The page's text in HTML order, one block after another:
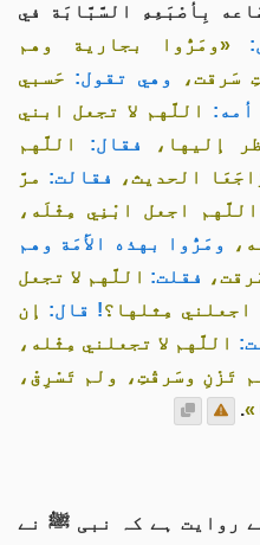
بِأصْبَعِهِ السَّبَّابَة في
«ومَرُّوا بجارية وهم
سَرقت، وهي تقول: حَسبي
أمه: اللَّهم لا تجعل ابني
إليها،
فقال: اللَّهم
الحديث،
فقالت: مرَّ
اللَّهم اجعل ابْنِي مِثْلَه،
ومَرُّوا بهذه الأَمَة وهم
فقلت: اللَّهم لا تجعل
اجعلني مِثلها؟! قال: إن
اللَّهم لا تجعلني مِثْله،
تَزْنِ وسَرقْتِ، ولم تَسْرِقْ،
.
روایت ہے کہ نبی ﷺ نے